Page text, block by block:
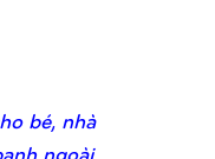
bé, nhà
ngoài